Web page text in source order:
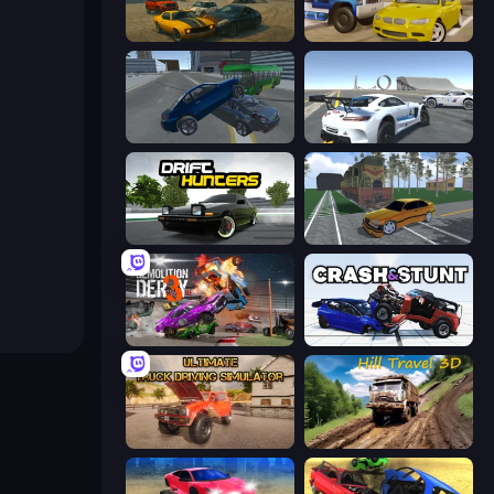
Derby Crash Crazy Car Stunts
Offroader V6
Drift Hunters Obby: Car Crash Sandbox
Demolition Derby 3 Crash & Stunt
Ultimate Truck Driving Simulator 2020 Hill Travel 3D